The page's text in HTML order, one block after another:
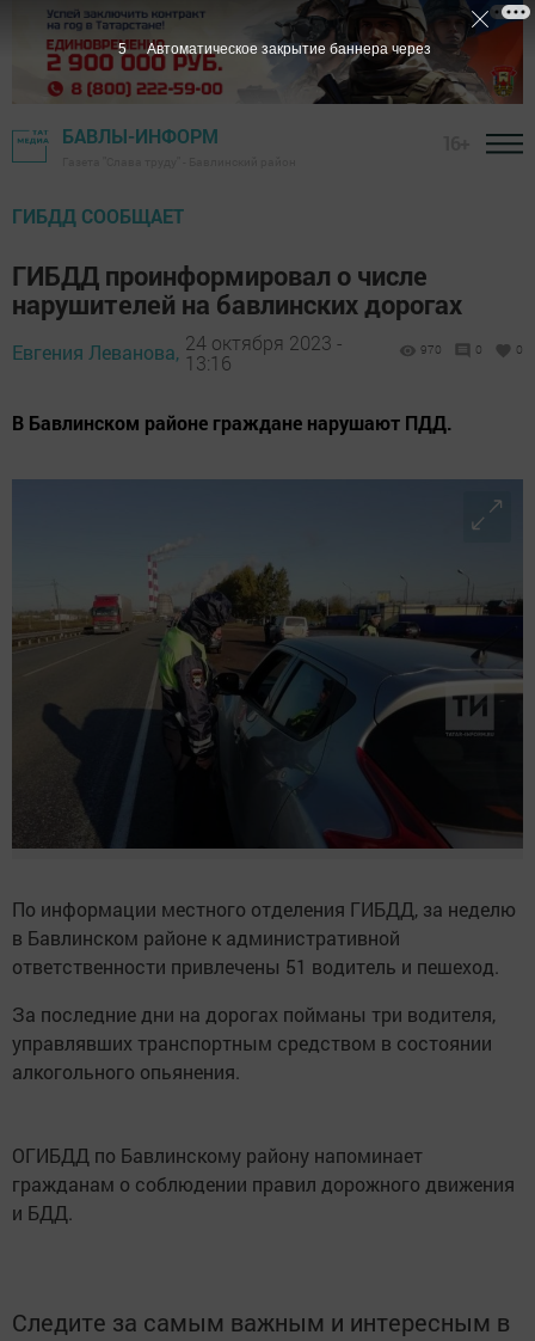
БАВЛЫ-ИНФОРМ
ГИБДД СООБЩАЕТ
ГИБДД проинформировал о числе
нарушителей на бавлинских дорогах
Евгения Леванова, 24 октября 2023 -
13:16
970 0 0
В Бавлинском районе граждане нарушают ПДД.
По информации местного отделения ГИБДД, за неделю
в Бавлинском районе к административной
ответственности привлечены 51 водитель и пешеход.
За последние дни на дорогах пойманы три водителя,
управлявших транспортным средством в состоянии
алкогольного опьянения.
ОГИБДД по Бавлинскому району напоминает
гражданам о соблюдении правил дорожного движения
и БДД.
Следите за самым важным и интересным в
3 Автоматическое закрытие баннера через